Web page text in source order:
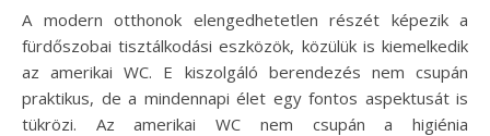
A modern otthonok elengedhetetlen részét képezik a
fürdőszobai tisztálkodási eszközök, közülük is kiemelkedik
az amerikai WC. E kiszolgáló berendezés nem csupán
praktikus, de a mindennapi élet egy fontos aspektusát is
tükrözi. Az amerikai WC nem csupán a higiénia